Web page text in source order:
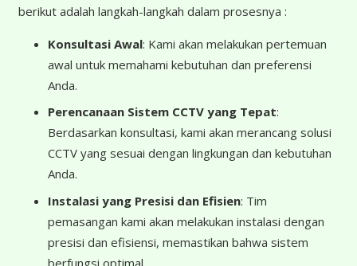
berikut adalah langkah-langkah dalam prosesnya :
Konsultasi Awal: Kami akan melakukan pertemuan
awal untuk memahami kebutuhan dan preferensi
Anda.
Perencanaan Sistem CCTV yang Tepat:
Berdasarkan konsultasi, kami akan merancang solusi
CCTV yang sesuai dengan lingkungan dan kebutuhan
Anda.
Instalasi yang Presisi dan Efisien: Tim
pemasangan kami akan melakukan instalasi dengan
presisi dan efisiensi, memastikan bahwa sistem
berfungsi optimal.